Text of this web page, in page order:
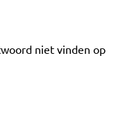
niet vinden op